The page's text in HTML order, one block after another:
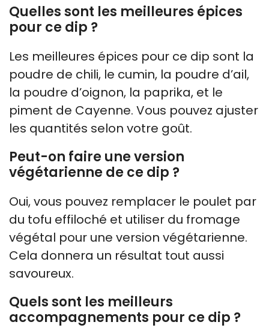
Quelles sont les meilleures épices
pour ce dip ?
Les meilleures épices pour ce dip sont la
poudre de chili, le cumin, la poudre d’ail,
la poudre d’oignon, la paprika, et le
piment de Cayenne. Vous pouvez ajuster
les quantités selon votre goût.
Peut-on faire une version
végétarienne de ce dip ?
Oui, vous pouvez remplacer le poulet par
du tofu effiloché et utiliser du fromage
végétal pour une version végétarienne.
Cela donnera un résultat tout aussi
savoureux.
Quels sont les meilleurs
accompagnements pour ce dip ?